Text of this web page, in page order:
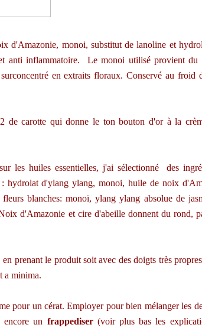
d'Amazonie, monoi, substitut de lanoline et
anti inflammatoire. Le monoi utilisé provient du
en extraits floraux. Conservé au froid
de carotte qui donne le ton bouton d'or à la
les huiles essentielles, j'ai sélectionné des
hydrolat d'ylang ylang, monoi, huile de noix
blanches: monoï, ylang ylang absolue de
d'Amazonie et cire d'abeille donnent du rond,
prenant le produit soit avec des doigts très
a minima.
pour un cérat. Employer pour bien mélanger les
un frappediser(voir plus bas les